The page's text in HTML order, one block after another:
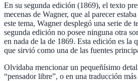
En su segunda edición (1869), el texto
mecenas de Wagner, que al parecer
este tema, Wagner desplegó una serie
segunda edición no posee ninguna otra
en nada de la de 1869. Esta edición es la
que sirvió como una de las fuentes
Olvidaba mencionar un pequeñísimo
“pensador libre”, o en una traducción